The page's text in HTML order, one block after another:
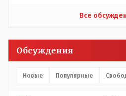
Все
Обсуждения
Новые Популярные